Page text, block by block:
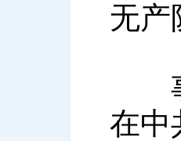
无产
事
在中